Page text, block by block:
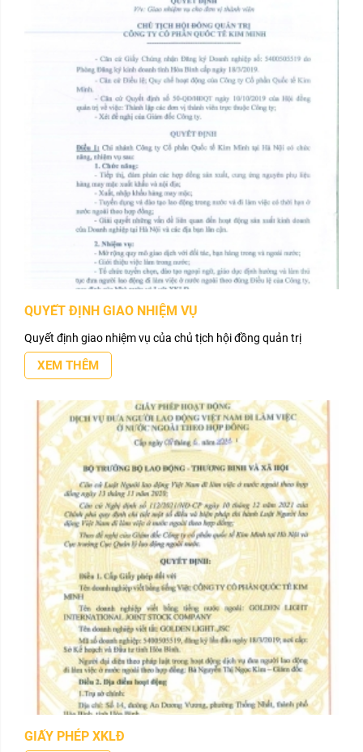
QUYẾT ĐỊNH GIAO NHIỆM VỤ
Quyết định giao nhiệm vụ của chủ tịch hội đồng quản trị
XEM THÊM
GIẤY PHÉP XKLĐ